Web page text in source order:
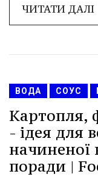
ЧИТАТИ ДАЛІ
ВОДА СОУС
Картопля,
- ідея для
начиненої
поради |